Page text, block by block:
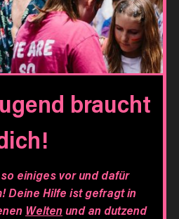
braucht
einiges vor und dafür
Deine Hilfe ist gefragt in
Weltenund an dutzend